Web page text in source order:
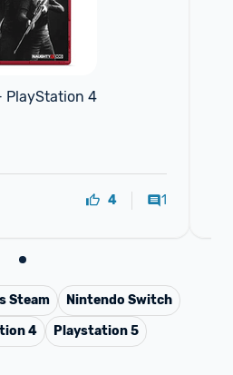
PlayStation 4
4 1
Steam
Nintendo Switch
4
Playstation 5